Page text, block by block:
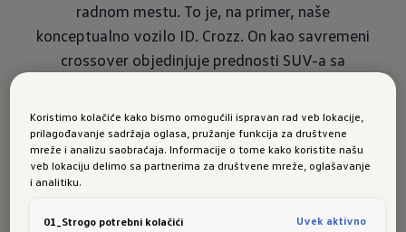
radnom mestu. To je, na primer, naše
konceptualno vozilo ID. Crozz. On kao savremeni
crossover objedinjuje prednosti SUV-a sa
poput vas. I on vam omogućava puno toga.
Sasvim jednostavno. I sasvim električno.
Koristimo kolačiće kako bismo omogućili ispravan rad veb lokacije,
prilagođavanje sadržaja oglasa, pružanje funkcija za društvene
mreže i analizu saobraćaja. Informacije o tome kako koristite našu
veb lokaciju delimo sa partnerima za društvene mreže, oglašavanje
i analitiku.
01_Strogo potrebni kolačići Uvek aktivno